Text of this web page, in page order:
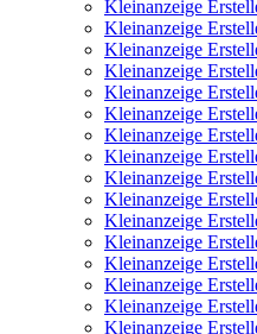
Kleinanzeige
Kleinanzeige
Kleinanzeige
Kleinanzeige
Kleinanzeige
Kleinanzeige
Kleinanzeige
Kleinanzeige
Kleinanzeige
Kleinanzeige
Kleinanzeige
Kleinanzeige
Kleinanzeige
Kleinanzeige
Kleinanzeige
Kleinanzeige